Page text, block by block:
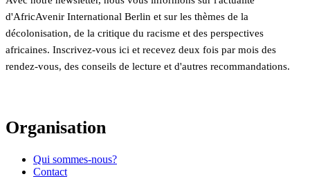
d'AfricAvenir International Berlin et sur les thèmes de la
décolonisation, de la critique du racisme et des perspectives
africaines. Inscrivez-vous ici et recevez deux fois par mois des
rendez-vous, des conseils de lecture et d'autres recommandations.
Organisation
Qui sommes-nous?
Contact